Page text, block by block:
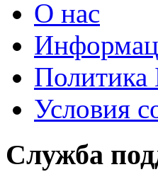
О нас
Политика
Условия
Служба